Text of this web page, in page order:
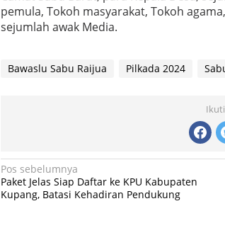
pemula, Tokoh masyarakat, Tokoh
sejumlah awak Media.
Bawaslu Sabu Raijua Pilkada 2024
N
a
Pos sebelumnya
Paket Jelas Siap Daftar ke KPU Kabupaten
Kupang, Batasi Kehadiran Pendukung